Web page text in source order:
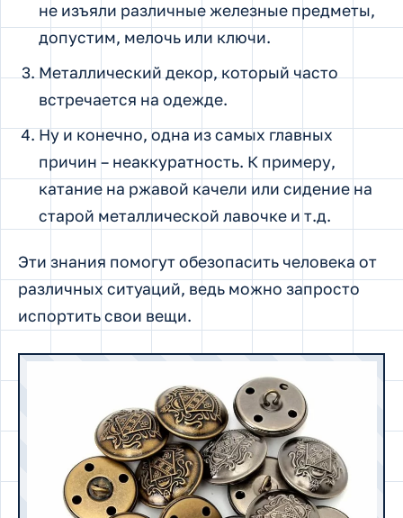
не изъяли различные железные предметы,
допустим, мелочь или ключи.
Металлический декор, который часто
встречается на одежде.
Ну и конечно, одна из самых главных
причин – неаккуратность. К примеру,
катание на ржавой качели или сидение на
старой металлической лавочке и т.д.
Эти знания помогут обезопасить человека от
различных ситуаций, ведь можно запросто
испортить свои вещи.